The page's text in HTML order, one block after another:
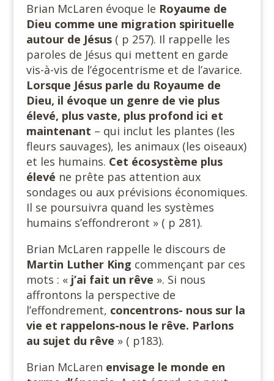
Brian McLaren évoque le Royaume de
Dieu comme une migration spirituelle
autour de Jésus ( p 257). Il rappelle les
paroles de Jésus qui mettent en garde
vis-à-vis de l’égocentrisme et de l’avarice.
Lorsque Jésus parle du Royaume de
Dieu, il évoque un genre de vie plus
élevé, plus vaste, plus profond ici et
maintenant – qui inclut les plantes (les
fleurs sauvages), les animaux (les oiseaux)
et les humains. Cet écosystème plus
élevé ne prête pas attention aux
sondages ou aux prévisions économiques.
Il se poursuivra quand les systèmes
humains s’effondreront » ( p 281).
Brian McLaren rappelle le discours de
Martin Luther King commençant par ces
mots : « j’ai fait un rêve ». Si nous
affrontons la perspective de
l’effondrement, concentrons- nous sur la
vie et rappelons-nous le rêve. Parlons
au sujet du rêve » ( p183).
Brian McLaren envisage le monde en